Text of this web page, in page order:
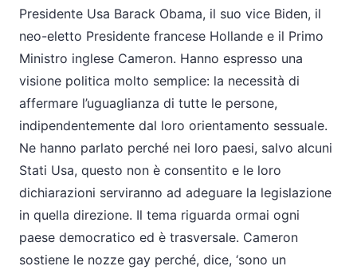
Presidente Usa Barack Obama, il suo vice Biden, il
neo-eletto Presidente francese Hollande e il Primo
Ministro inglese Cameron. Hanno espresso una
visione politica molto semplice: la necessità di
affermare l’uguaglianza di tutte le persone,
indipendentemente dal loro orientamento sessuale.
Ne hanno parlato perché nei loro paesi, salvo alcuni
Stati Usa, questo non è consentito e le loro
dichiarazioni serviranno ad adeguare la legislazione
in quella direzione. Il tema riguarda ormai ogni
paese democratico ed è trasversale. Cameron
sostiene le nozze gay perché, dice, ‘sono un